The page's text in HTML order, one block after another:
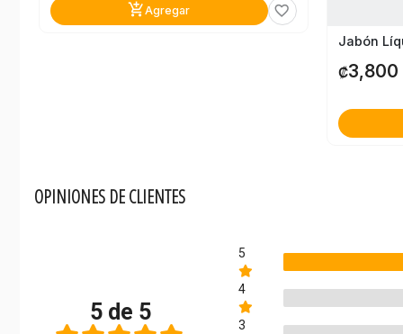
add_shopping_cartAgregar favorite_border
₡3,800
OPINIONES DE CLIENTES
5 de 5
5
4
3